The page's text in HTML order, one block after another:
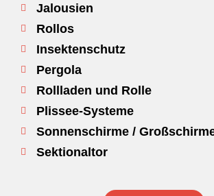
Jalousien
Rollos
Insektenschutz
Pergola
Rollladen und Rolle
Plissee-Systeme
Sonnenschirme /
Sektionaltor